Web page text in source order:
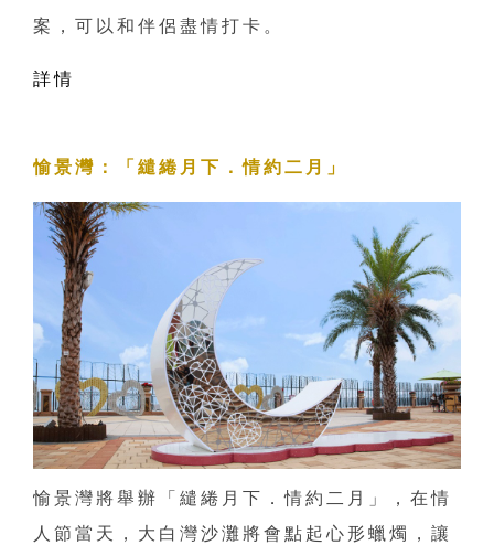
案，可以和伴侶盡情打卡。
詳情
愉景灣 ： 「繾綣月下．情約二月」
愉景灣將舉辦「繾綣月下．情約二月」，在情
人節當天，大白灣沙灘將會點起心形蠟燭，讓